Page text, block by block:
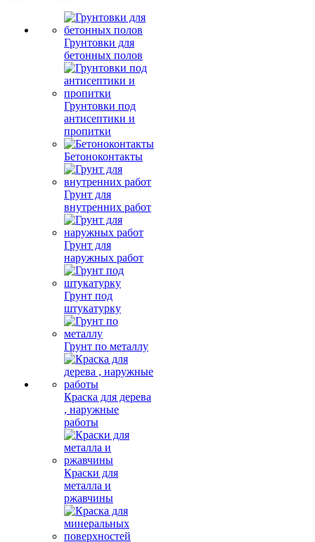
Грунтовки для
бетонных полов
Грунтовки под
антисептики и
пропитки
Бетоноконтакты
Грунт для
внутренних работ
Грунт для
наружных работ
Грунт под
штукатурку
Грунт по металлу
Краска для дерева
, наружные
работы
Краски для
металла и
ржавчины